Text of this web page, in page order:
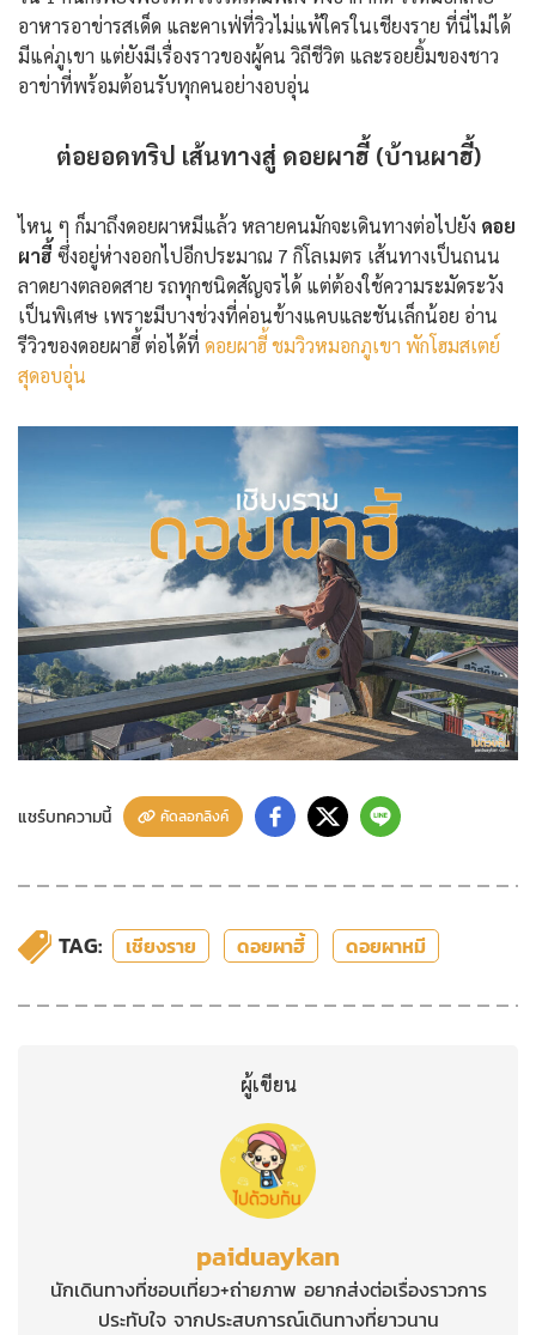
อาหารอาข่ารสเด็ด และคาเฟ่ที่วิวไม่แพ้ใครในเชียงราย ที่นี่ไม่ได้
มีแค่ภูเขา แต่ยังมีเรื่องราวของผู้คน วิถีชีวิต และรอยยิ้มของชาว
อาข่าที่พร้อมต้อนรับทุกคนอย่างอบอุ่น
ต่อยอดทริป เส้นทางสู่ ดอยผาฮี้ (บ้านผาฮี้)
ไหน ๆ ก็มาถึงดอยผาหมีแล้ว หลายคนมักจะเดินทางต่อไปยัง ดอย
ผาฮี้ ซึ่งอยู่ห่างออกไปอีกประมาณ 7 กิโลเมตร เส้นทางเป็นถนน
ลาดยางตลอดสาย รถทุกชนิดสัญจรได้ แต่ต้องใช้ความระมัดระวัง
เป็นพิเศษ เพราะมีบางช่วงที่ค่อนข้างแคบและชันเล็กน้อย อ่าน
รีวิวของดอยผาฮี้ ต่อได้ที่ ดอยผาฮี้ ชมวิวหมอกภูเขา พักโฮมสเตย์
สุดอบอุ่น
แชร์บทความนี้ คัดลอกลิงค์
TAG: เชียงราย ดอยผาฮี้ ดอยผาหมี
ผู้เขียน
paiduaykan
นักเดินทางที่ชอบเที่ยว+ถ่ายภาพ อยากส่งต่อเรื่องราวการ
ประทับใจ จากประสบการณ์เดินทางที่ยาวนาน